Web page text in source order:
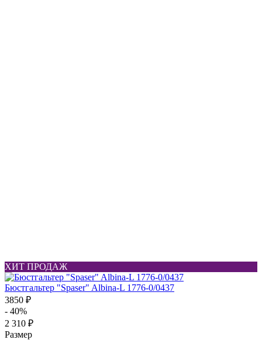
ХИТ ПРОДАЖ
Бюстгальтер "Spaser" Albina-L 1776-0/0437
3850 ₽
- 40%
2 310 ₽
Размер